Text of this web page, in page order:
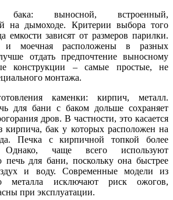
бака: выносной, встроенный,
на дымоходе. Критерии выбора того
емкости зависят от размеров парилки.
и моечная расположены в разных
отдать предпочтение выносному
конструкции – самые простые, не
монтажа.
каменки: кирпич, металл.
для бани с баком дольше сохраняет
дров. В частности, это касается
кирпича, бак у которых расположен на
Печка с кирпичной топкой более
Однако, чаще всего используют
печь для бани, поскольку она быстрее
и воду. Современные модели из
металла исключают риск ожогов,
при эксплуатации.